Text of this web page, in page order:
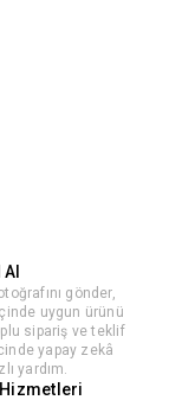
AI
gönder,
uygun ürünü
sipariş ve teklif
yapay zekâ
yardım.